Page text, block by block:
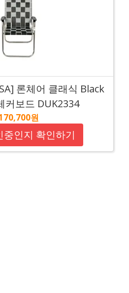
론체어 클래식 Black
커보드 DUK2334
원
중인지 확인하기